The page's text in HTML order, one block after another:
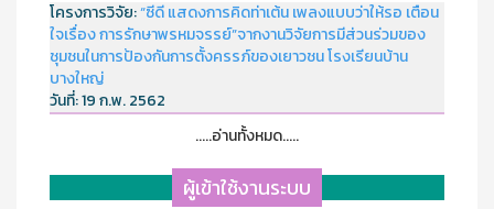
โครงการวิจัย:“ซีดี แสดงการคิดท่าเต้น เพลงแบบว่าให้รอ เตือน
ใจเรื่อง การรักษาพรหมจรรย์”จากงานวิจัยการมีส่วนร่วมของ
ชุมชนในการป้องกันการตั้งครรภ์ของเยาวชน โรงเรียนบ้าน
บางใหญ่
วันที่:19 ก.พ. 2562
.....อ่านทั้งหมด.....
ผู้เข้าใช้งานระบบ